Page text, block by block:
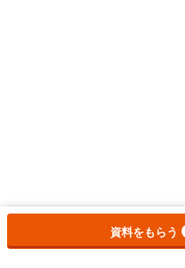
お気に入りに追加しました。
資料をもらう